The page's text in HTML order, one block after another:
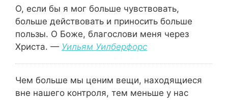
О, если бы я мог больше чувствовать,
больше действовать и приносить больше
пользы. О Боже, благослови меня через
Христа. — Уильям Уилберфорс
Чем больше мы ценим вещи, находящиеся
вне нашего контроля, тем меньше у нас